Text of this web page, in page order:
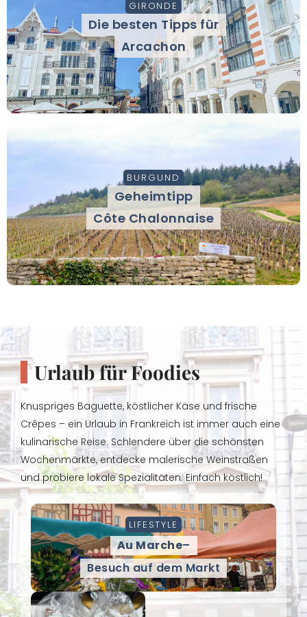
GIRONDE
Die besten Tipps für
Arcachon
BURGUND
Geheimtipp
Côte Chalonnaise
Urlaub für Foodies
Knuspriges Baguette, köstlicher Käse und frische
Crêpes – ein Urlaub in Frankreich ist immer auch eine
kulinarische Reise. Schlendere über die schönsten
Wochenmärkte, entdecke malerische Weinstraßen
und probiere lokale Spezialitäten. Einfach köstlich!
LIFESTYLE
Au Marche–
Besuch auf dem Markt